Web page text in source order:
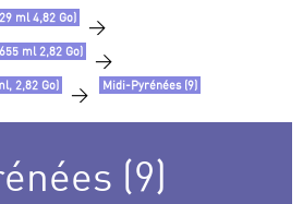
ml 4,82 Go) >
ml 2,82 Go) >
2,82 Go) > Midi-Pyrénées (9)
(9)